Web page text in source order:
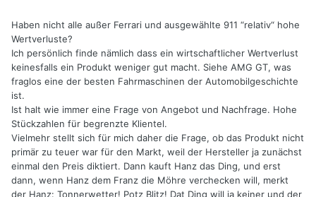
Haben nicht alle außer Ferrari und ausgewählte 911 “relativ“ hohe
Wertverluste?
Ich persönlich finde nämlich dass ein wirtschaftlicher Wertverlust
keinesfalls ein Produkt weniger gut macht. Siehe AMG GT, was
fraglos eine der besten Fahrmaschinen der Automobilgeschichte
ist.
Ist halt wie immer eine Frage von Angebot und Nachfrage. Hohe
Stückzahlen für begrenzte Klientel.
Vielmehr stellt sich für mich daher die Frage, ob das Produkt nicht
primär zu teuer war für den Markt, weil der Hersteller ja zunächst
einmal den Preis diktiert. Dann kauft Hanz das Ding, und erst
dann, wenn Hanz dem Franz die Möhre verchecken will, merkt
der Hanz: Tonnerwetter! Potz Blitz! Dat Ding will ja keiner und der